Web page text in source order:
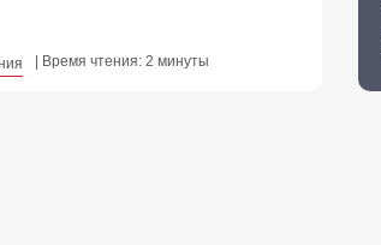
| Время чтения: 2 минуты